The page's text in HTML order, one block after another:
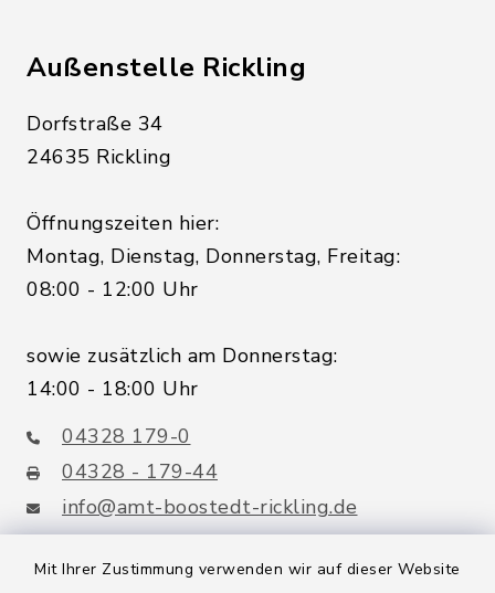
Mit Ihrer Zustimmung verwenden wir auf dieser Website
Außenstelle Rickling
Dorfstraße 34
24635 Rickling
Öffnungszeiten hier:
Montag, Dienstag, Donnerstag, Freitag:
08:00 - 12:00 Uhr
sowie zusätzlich am Donnerstag:
14:00 - 18:00 Uhr
04328 179-0
04328 - 179-44
info@amt-boostedt-rickling.de